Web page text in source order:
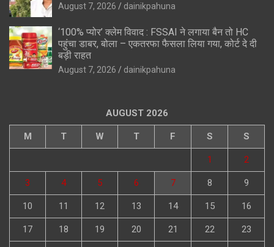
August 7, 2026 dainikpahuna
‘100% प्योर’ क्लेम विवाद : FSSAI ने लगाया बैन तो HC
पहुंचा डाबर, बोला – एकतरफा फैसला लिया गया, कोर्ट दे दी
बड़ी राहत
August 7, 2026 dainikpahuna
AUGUST 2026
M T W T F S S
1 2
3 4 5 6 7 8 9
10 11 12 13 14 15 16
17 18 19 20 21 22 23